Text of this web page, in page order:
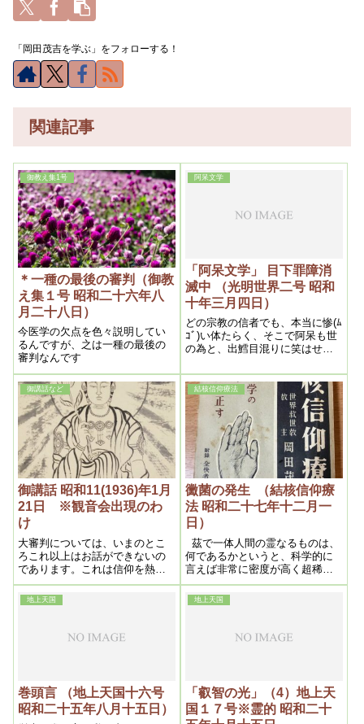
「岡田茂吉を学ぶ」をフォローする！
関連記事
御教え集1号
＊一種の最後の審判（御教
え集１号 昭和二十六年八
月二十八日）
今医学の欠点を色々説明してい
るんですが、之は一種の最後の
審判なんです
阿呆文学
「阿呆文学」 目下罪障消
滅中 （光明世界二号 昭和
十年三月四日）
どの宗教の信者でも、本当に惨(ﾑ
ｺﾞ)い体たらく、そこで阿呆も世
の為と、出鱈目混りに笑はせ
話をする程に、とっくり聞いて
下されと、前置代りに言ふので
御座る。
御講話など
御講話 昭和11(1936)年1月
21日 ※観音会出現のわ
け
大審判については、いまのとこ
ろこれ以上はお話ができないの
であります。これは信仰を熱心
にやって霊身が浄まると、その
人の智慧証覚によって悟れるん
ですから、その人自身悟るより
結核信仰療法
黴菌の発生 （結核信仰療
法 昭和二十七年十二月一
日）
茲で一体人間の霊なるものは、
何であるかというと、科学的に
言えば非常に密度が高く超稀薄
なものであって、現在進歩した
原子顕微鏡でも、到底見る事は
出来ない程の超々極微粒子であ
如く人間の本体であるから、全
に曇りが発生する
地上天国
巻頭言 （地上天国十六号
昭和二十五年八月十五日）
地上天国
「叡智の光」（4）地上天
国１７号※霊的 昭和二十